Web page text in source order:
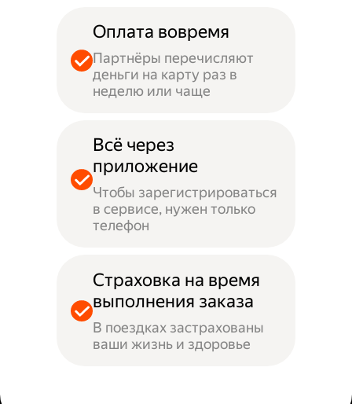
Оплата вовремя
Партнёры перечисляют
деньги на карту раз в
неделю или чаще
Всё через
приложение
Чтобы зарегистрироваться
в сервисе, нужен только
телефон
Страховка на время
выполнения заказа
В поездках застрахованы
ваши жизнь и здоровье